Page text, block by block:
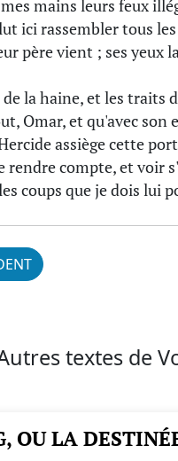
mains leurs feux
ici rassembler tous
père vient ; ses yeux
de la haine, et les traits
Omar, et qu'avec son
assiège cette
rendre compte, et voir
coups que je dois lui
textes de
OU LA